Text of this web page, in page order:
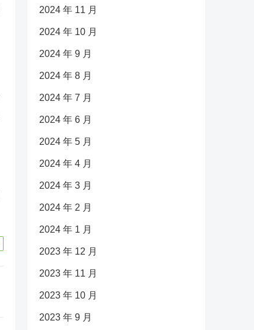
2024 年 11 月
2024 年 10 月
2024 年 9 月
2024 年 8 月
2024 年 7 月
2024 年 6 月
2024 年 5 月
2024 年 4 月
2024 年 3 月
2024 年 2 月
2024 年 1 月
2023 年 12 月
2023 年 11 月
2023 年 10 月
2023 年 9 月